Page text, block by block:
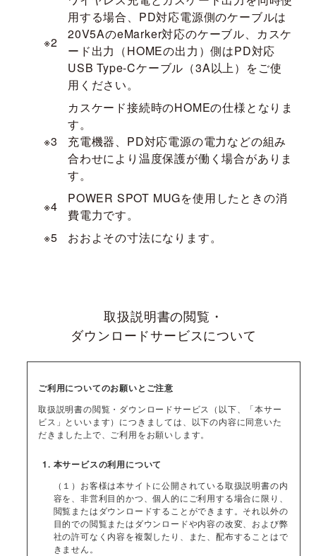
※2
用する場合、PD対応電源側のケーブルは
20V5AのeMarker対応のケーブル、カスケ
ード出力（HOMEの出力）側はPD対応
USB Type-Cケーブル（3A以上）をご使
用ください。
※3
カスケード接続時のHOMEの仕様となりま
す。
充電機器、PD対応電源の電力などの組み
合わせにより温度保護が働く場合がありま
す。
※4
POWER SPOT MUGを使用したときの消
費電力です。
※5
おおよその寸法になります。
取扱説明書の閲覧・
ダウンロードサービスについて
ご利用についてのお願いとご注意
取扱説明書の閲覧・ダウンロードサービス（以下、「本サー
ビス」といいます）につきましては、以下の内容に同意いた
だきました上で、ご利用をお願いします。
本サービスの利用について
（１）お客様は本サイトに公開されている取扱説明書の内
容を、非営利目的かつ、個人的にご利用する場合に限り、
閲覧またはダウンロードすることができます。それ以外の
目的での閲覧またはダウンロードや内容の改変、および弊
社の許可なく内容を複製したり、また、配布することはで
きません。